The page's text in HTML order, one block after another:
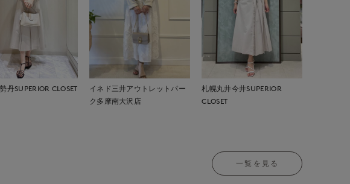
丹SUPERIOR CLOSET
イネド三井アウトレットパー
ク多摩南大沢店
札幌丸井今井SUPERIOR
CLOSET
一覧を見る